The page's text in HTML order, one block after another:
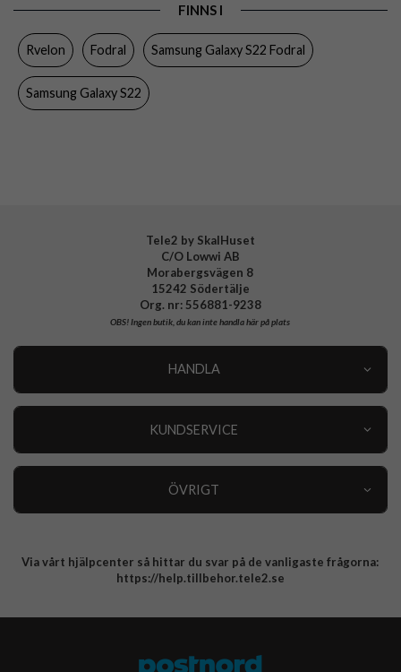
Kortfack, Löstagbart skal, Magnetstängning
Färg
Varumärke
FINNS I
Rvelon Fodral Samsung Galaxy S22 Fodral
Samsung Galaxy S22
Tele2 by SkalHuset
C/O Lowwi AB
Morabergsvägen 8
15242 Södertälje
Org. nr: 556881-9238
OBS!Ingen butik, du kan inte handla här på plats
HANDLA
KUNDSERVICE
ÖVRIGT
Integritetspolicy
Via vårt hjälpcenter så hittar du svar på de vanligaste frågorna:
https://help.tillbehor.tele2.se